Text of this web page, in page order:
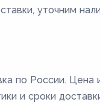
уточним
по России. Цена
и сроки